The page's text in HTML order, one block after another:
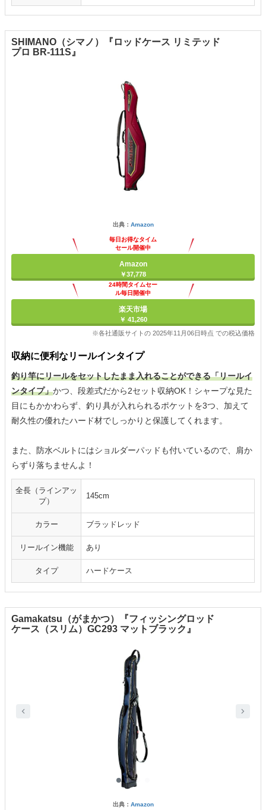
SHIMANO（シマノ）『ロッドケース リミテッド
プロ BR-111S』
出典： Amazon
毎日お得なタイム
セール開催中
Amazon
￥37,778
24時間タイムセー
ル毎日開催中
楽天市場
￥ 41,260
※各社通販サイトの 2025年11月06日時点 での税込価格
収納に便利なリールインタイプ
釣り竿にリールをセットしたまま入れることができる「リールイ
ンタイプ」かつ、段差式だから2セット収納OK！シャープな見た
目にもかかわらず、釣り具が入れられるポケットを3つ、加えて
耐久性の優れたハード材でしっかりと保護してくれます。
また、防水ベルトにはショルダーパッドも付いているので、肩か
らずり落ちませんよ！
全長（ラインアッ
プ）
145cm
カラー ブラッドレッド
リールイン機能 あり
タイプ ハードケース
Gamakatsu（がまかつ）『フィッシングロッド
ケース（スリム）GC293 マットブラック』
出典： Amazon